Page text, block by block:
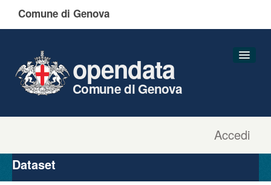
Comune di Genova
Accedi
opendata
Comune di Genova
Organizzazioni
Gruppi
Dataset